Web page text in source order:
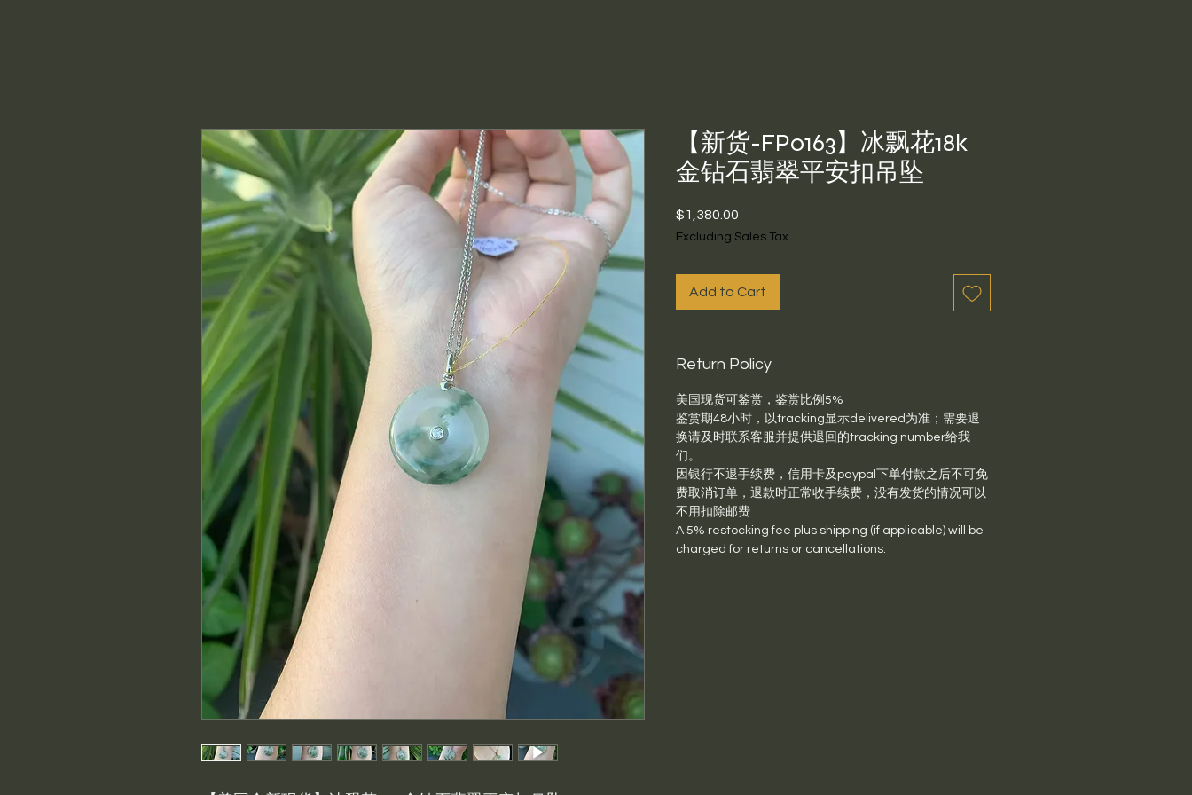
【新货-FP0163】冰飘花18k
金钻石翡翠平安扣吊坠
$1,380.00
Excluding Sales Tax
Add to Cart
Return Policy
美国现货可鉴赏，鉴赏比例5%
鉴赏期48小时，以tracking显示delivered为准；需要退
换请及时联系客服并提供退回的tracking number给我
们。
因银行不退手续费，信用卡及paypal下单付款之后不可免
费取消订单，退款时正常收手续费，没有发货的情况可以
不用扣除邮费
A 5% restocking fee plus shipping (if applicable) will be
charged for returns or cancellations.